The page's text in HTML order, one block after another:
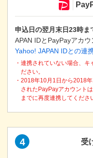
申込日の翌月末日23時ま
APAN IDとPayPayアカウ
Yahoo! JAPAN IDとの連
・連携されていない場合、
ださい。
・2018年10月1日から2018
されたPayPayアカウント
までに再度連携してくださ
4 受